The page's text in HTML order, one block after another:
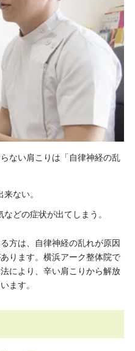
ない肩こりは「自律神経の乱
ない。
どの症状が出てしまう。
方は、自律神経の乱れが原因
ります。横浜アーク整体院で
により、辛い肩こりから解放
ます。